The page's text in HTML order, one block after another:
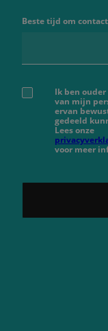
Beste tijd om
Ik ben
van mijn
ervan
gedeeld
Lees onze
voor meer